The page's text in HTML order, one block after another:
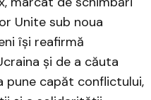
Unite sub noua
își reafirmă
și de a căuta
capăt conflictului,